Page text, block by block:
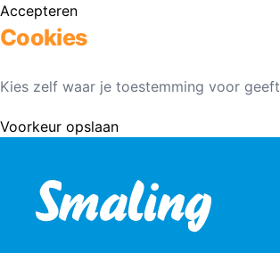
Accepteren
Cookies
Kies zelf waar je toestemming voor geeft
Voorkeur opslaan